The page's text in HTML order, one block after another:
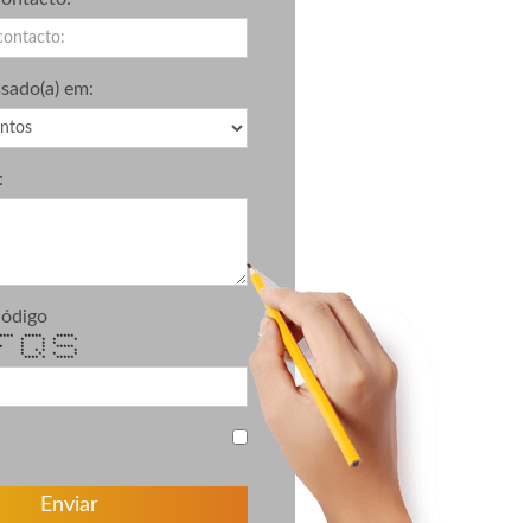
em:
***** *****
* * * *
* * * *
* * *****
* * * *
* * * *
**** * *****
Enviar